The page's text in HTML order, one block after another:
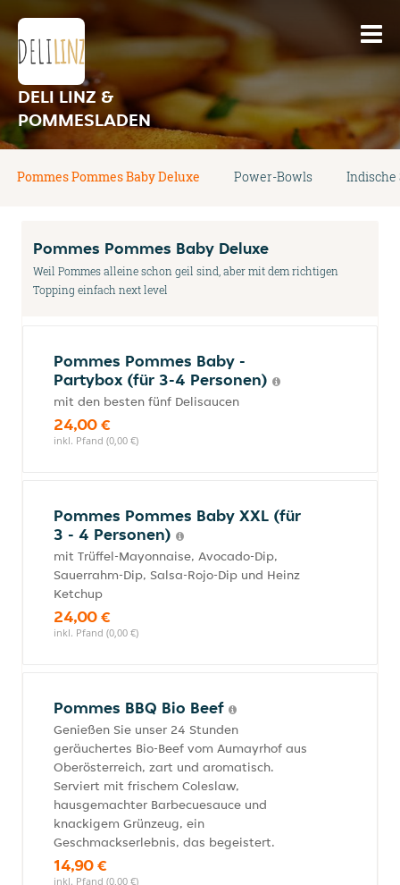
DELI LINZ &
POMMESLADEN
Pommes Pommes Baby Deluxe Power-Bowls Indische
Pommes Pommes Baby Deluxe
Weil Pommes alleine schon geil sind, aber mit dem richtigen
Topping einfach next level
Pommes Pommes Baby -
Partybox (für 3-4 Personen)
mit den besten fünf Delisaucen
24,00 €
inkl. Pfand (0,00 €)
Pommes Pommes Baby XXL (für
3 - 4 Personen)
mit Trüffel-Mayonnaise, Avocado-Dip,
Sauerrahm-Dip, Salsa-Rojo-Dip und Heinz
Ketchup
24,00 €
inkl. Pfand (0,00 €)
Pommes BBQ Bio Beef
Genießen Sie unser 24 Stunden
geräuchertes Bio-Beef vom Aumayrhof aus
Oberösterreich, zart und aromatisch.
Serviert mit frischem Coleslaw,
hausgemachter Barbecuesauce und
knackigem Grünzeug, ein
Geschmackserlebnis, das begeistert.
14,90 €
inkl. Pfand (0,00 €)